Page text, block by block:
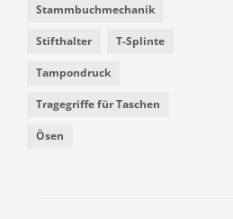
Stammbuchmechanik
Stifthalter T-Splinte
Tampondruck
Tragegriffe für Taschen
Ösen